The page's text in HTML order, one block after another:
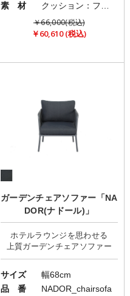
素 材
クッション：ファブリック(布)/フレーム：アルミニウム/ロープ：ポリエステル
￥66,000(税込)
￥60,610 (税込)
ガーデンチェアソファー「NA
DOR(ナドール)」
ホテルラウンジを思わせる
サイズ
幅68cm
品 番
NADOR_chairsofa